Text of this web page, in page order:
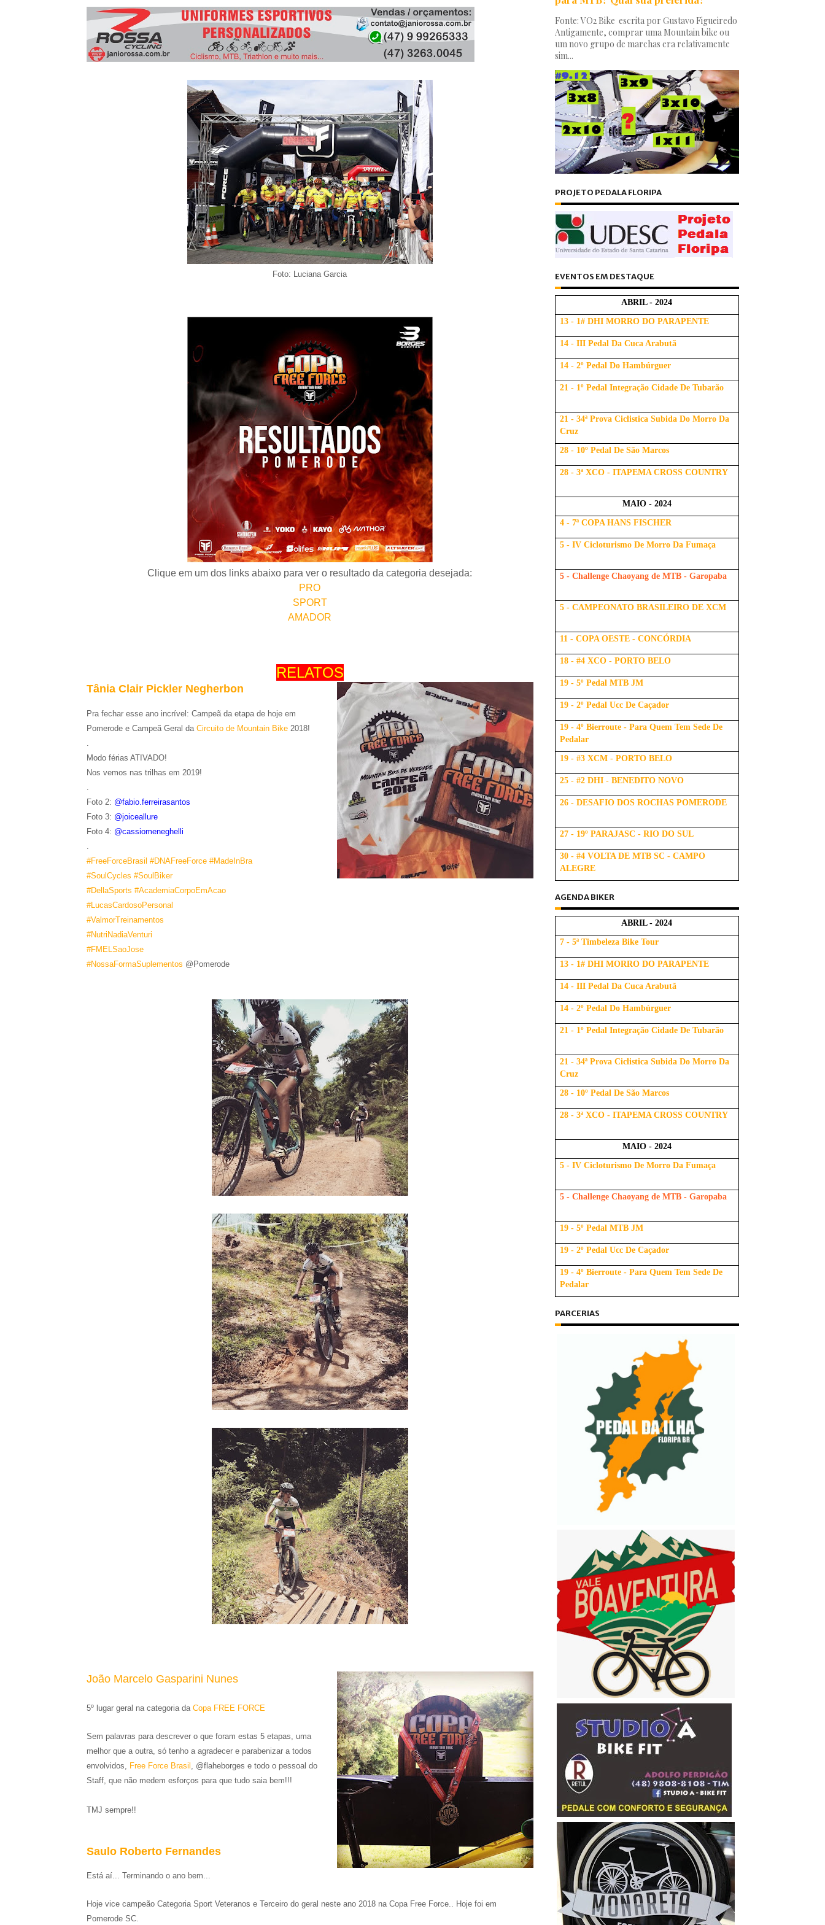
CICLOTURISMO 3º Pedal das Águas BBB - BEACH BIKER BLOG MARCH 08, 2020
EVENTO Pedala Tour - Floripa #2 - 2024 BBB - BEACH BIKER BLOG JANUARY 31, 2024
Foto: Luciana Garcia
Clique em um dos links abaixo para ver o resultado da categoria desejada:
PRO
SPORT
AMADOR
RELATOS
Tânia Clair Pickler Negherbon
Pra fechar esse ano incrível: Campeã da etapa de hoje em
Pomerode e Campeã Geral da Circuito de Mountain Bike2018!
Modo férias ATIVADO!
Nos vemos nas trilhas em 2019!
Foto 2: @fabio.ferreirasantos
Foto 3: @joiceallure
Foto 4: @cassiomeneghelli
#FreeForceBrasil #DNAFreeForce #MadeInBra
#SoulCycles #SoulBiker
#DellaSports #AcademiaCorpoEmAcao
#LucasCardosoPersonal
#ValmorTreinamentos
#NutriNadiaVenturi
#FMELSaoJose
#NossaFormaSuplementos @Pomerode
João Marcelo Gasparini Nunes
5º lugar geral na categoria da Copa FREE FORCE
Sem palavras para descrever o que foram estas 5 etapas, uma
melhor que a outra, só tenho a agradecer e parabenizar a todos
envolvidos, Free Force Brasil , @flaheborges e todo o pessoal do
Staff, que não medem esforços para que tudo saia bem!!!
TMJ sempre!!
Saulo Roberto Fernandes
Está aí... Terminando o ano bem...
Hoje vice campeão Categoria Sport Veteranos e Terceiro do geral neste ano 2018 na Copa Free Force.. Hoje foi em
Pomerode SC.
Fonte: VO2 Bike escrita por Gustavo Figueiredo
Antigamente, comprar uma Mountain bike ou
um novo grupo de marchas era relativamente
sim...
PROJETO PEDALA FLORIPA
EVENTOS EM DESTAQUE
ABRIL - 2024
13 - 1# DHI MORRO DO PARAPENTE
14 - III Pedal Da Cuca Arabutã
14 - 2º Pedal Do Hambúrguer
21 - 1º Pedal Integração Cidade De Tubarão
21 - 34ª Prova Ciclistica Subida Do Morro Da
Cruz
28 - 10º Pedal De São Marcos
28 - 3ª XCO - ITAPEMA CROSS COUNTRY
MAIO - 2024
4 - 7ª COPA HANS FISCHER
5 - IV Cicloturismo De Morro Da Fumaça
5 - Challenge Chaoyang de MTB - Garopaba
5 - CAMPEONATO BRASILEIRO DE XCM
11 - COPA OESTE - CONCÓRDIA
18 - #4 XCO - PORTO BELO
19 - 5º Pedal MTB JM
19 - 2º Pedal Ucc De Caçador
19 - 4º Bierroute - Para Quem Tem Sede De
Pedalar
19 - #3 XCM - PORTO BELO
25 - #2 DHI - BENEDITO NOVO
26 - DESAFIO DOS ROCHAS POMERODE
27 - 19º PARAJASC - RIO DO SUL
30 - #4 VOLTA DE MTB SC - CAMPO
ALEGRE
AGENDA BIKER
ABRIL - 2024
7 - 5ª Timbeleza Bike Tour
13 - 1# DHI MORRO DO PARAPENTE
14 - III Pedal Da Cuca Arabutã
14 - 2º Pedal Do Hambúrguer
21 - 1º Pedal Integração Cidade De Tubarão
21 - 34ª Prova Ciclistica Subida Do Morro Da
Cruz
28 - 10º Pedal De São Marcos
28 - 3ª XCO - ITAPEMA CROSS COUNTRY
MAIO - 2024
5 - IV Cicloturismo De Morro Da Fumaça
5 - Challenge Chaoyang de MTB - Garopaba
19 - 5º Pedal MTB JM
19 - 2º Pedal Ucc De Caçador
19 - 4º Bierroute - Para Quem Tem Sede De
Pedalar
PARCERIAS